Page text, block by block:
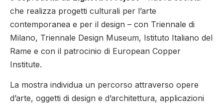
che realizza progetti culturali per l’arte
contemporanea e per il design – con Triennale di
Milano, Triennale Design Museum, Istituto Italiano del
Rame e con il patrocinio di European Copper
Institute.
La mostra individua un percorso attraverso opere
d’arte, oggetti di design e d’architettura, applicazioni